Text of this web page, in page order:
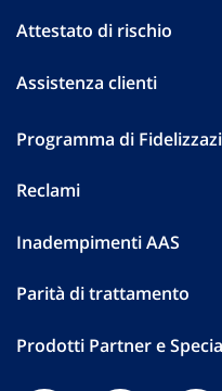
Attestato di rischio
Assistenza clienti
Programma di
Reclami
Inadempimenti AAS
Parità di trattamento
Prodotti Partner e